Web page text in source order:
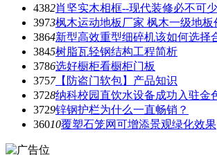
4382肖坚实木相框--现代装修必不可
3973枫木运动地板厂家 枫木一级地
3864新型高效重型细碎机该如何选择
3845树脂瓦轻钢结构工程简析
3786选好橱柜看橱柜门板
3757【防盗门软包】产品知识
3728纳科校园直饮水设备成功入驻金
3729锌钢护栏为什么一直畅销？
36010覆塑石笼网可增添景观绿化效果